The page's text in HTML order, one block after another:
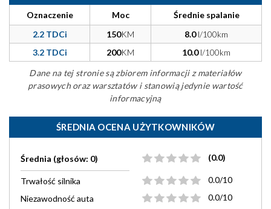
Oznaczenie Moc
Średnie spalanie
2.2 TDCi
150KM 8.0l/100km
3.2 TDCi
200KM 10.0l/100km
Dane na tej stronie są zbiorem informacji z materiałów
prasowych oraz warsztatów i stanowią jedynie wartość
informacyjną
ŚREDNIA OCENA UŻYTKOWNIKÓW
Średnia (głosów: 0) (0.0)
Trwałość silnika
0.0/10
Niezawodność auta
0.0/10